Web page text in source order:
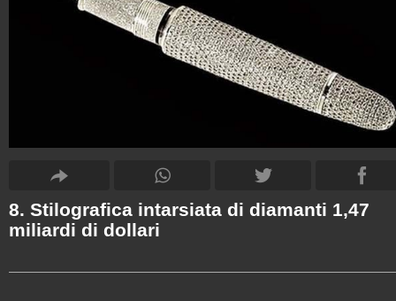
8. Stilografica intarsiata di diamanti 1,47
miliardi di dollari